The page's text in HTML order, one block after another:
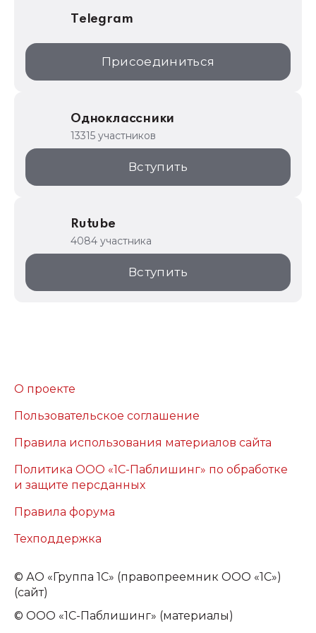
Telegram
Присоединиться
Одноклассники
13315 участников
Вступить
Rutube
4084 участника
Вступить
О проекте
Пользовательское соглашение
Правила использования материалов сайта
Политика ООО «1С-Паблишинг» по обработке
и защите персданных
Правила форума
Техподдержка
© АО «Группа 1С» (правопреемник ООО «1С»)
(сайт)
© ООО «1С-Паблишинг» (материалы)